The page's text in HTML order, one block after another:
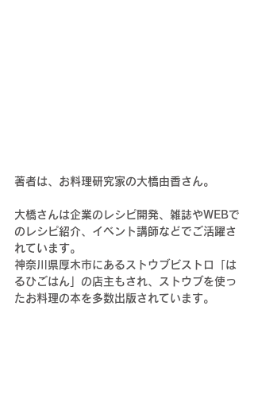
著者は、お料理研究家の大橋由香さん。
大橋さんは企業のレシピ開発、雑誌やWEBで
のレシピ紹介、イベント講師などでご活躍さ
れています。
神奈川県厚木市にあるストウブビストロ「は
るひごはん」の店主もされ、ストウブを使っ
たお料理の本を多数出版されています。